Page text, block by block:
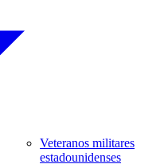
Veteranos militares
estadounidenses